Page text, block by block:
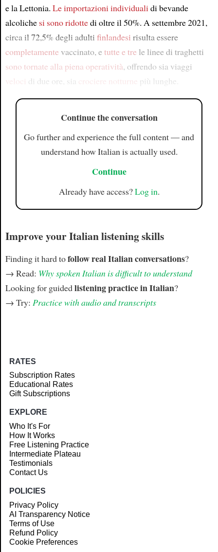
e la Lettonia. Le importazioni individuali di bevande
alcoliche si sono ridottedi oltre il 50%. A settembre 2021,
circa il 72,5% degli adulti finlandesi risulta essere
completamentevaccinato, etutte e trele linee di traghetti
sono tornate alla piena operatività, offrendo sia viaggi
veloci di due ore, sia crociere notturne più lunghe.
Continue the conversation
Go further and experience the full content — and
understand how Italian is actually used.
Continue
Already have access?Log in.
Improve your Italian listening skills
Finding it hard tofollow real Italian conversations?
→ Read: Why spoken Italian is difficult to understand
Looking for guidedlistening practice in Italian?
→ Try: Practice with audio and transcripts
RATES
Subscription Rates
Educational Rates
Gift Subscriptions
EXPLORE
Who It's For
How It Works
Free Listening Practice
Intermediate Plateau
Testimonials
Contact Us
POLICIES
Privacy Policy
AI Transparency Notice
Terms of Use
Refund Policy
Cookie Preferences